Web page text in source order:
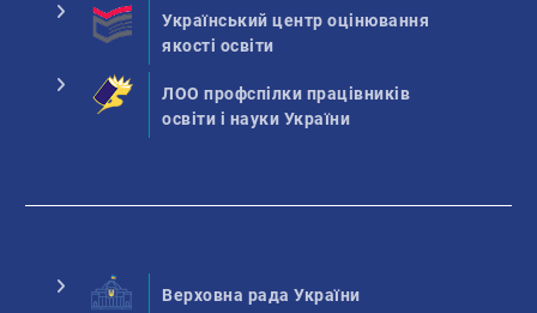
Український центр оцінювання
якості освіти
ЛОО профспілки працівників
освіти і науки України
Верховна рада України